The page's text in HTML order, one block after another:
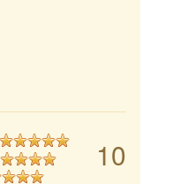
10